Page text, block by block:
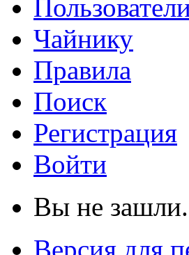
Чайнику
Правила
Поиск
Регистрация
Войти
Вы не зашли.
Версия для